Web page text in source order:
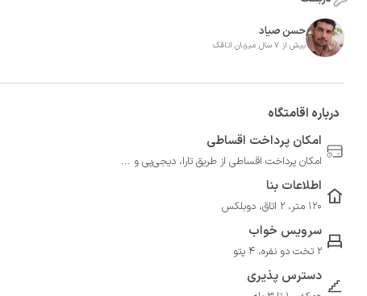
حسن صیاد
بیش از 7 سال میزبان اتاقک
درباره اقامتگاه
امکان پرداخت اقساطی
امکان پرداخت اقساطی از طریق تارا، دیجی‌پی و ...
اطلاعات بنا
120 متر، 2 اتاق، دوبلکس
سرویس خواب
2 تخت دو نفره، 4 پتو
دسترس پذیری